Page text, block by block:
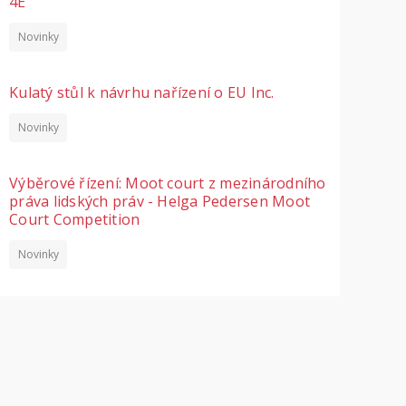
Novinky
Kulatý stůl k návrhu nařízení o EU Inc.
Novinky
Výběrové řízení: Moot court z mezinárodního
práva lidských práv - Helga Pedersen Moot
Court Competition
Novinky